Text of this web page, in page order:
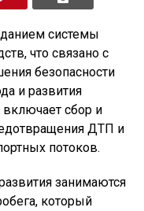
системы
что связано с
безопасности
и развития
сбор и
ДТП и
потоков.
занимаются
который